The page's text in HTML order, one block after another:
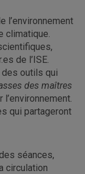
l’environnement
climatique.
de l’ISE.
outils qui
des maîtres
qui partageront
séances,
circulation